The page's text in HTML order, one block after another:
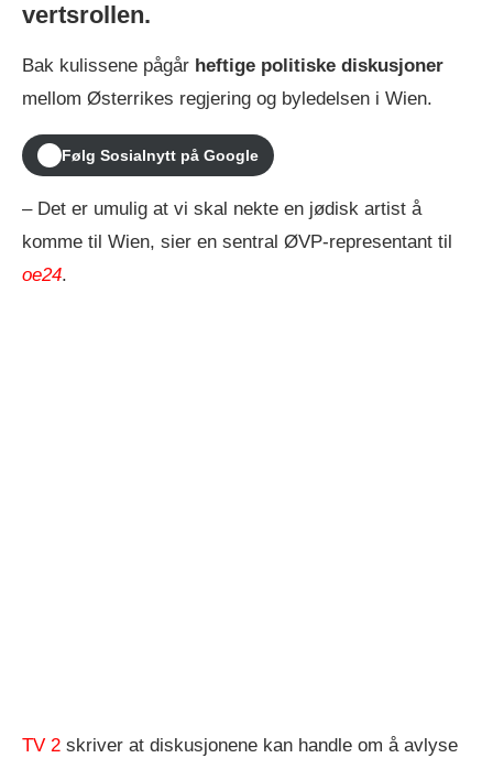
vertsrollen.
Bak kulissene pågår heftige politiske diskusjoner
mellom Østerrikes regjering og byledelsen i Wien.
Følg Sosialnytt på Google
– Det er umulig at vi skal nekte en jødisk artist å
komme til Wien, sier en sentral ØVP-representant til
oe24.
TV 2 skriver at diskusjonene kan handle om å avlyse